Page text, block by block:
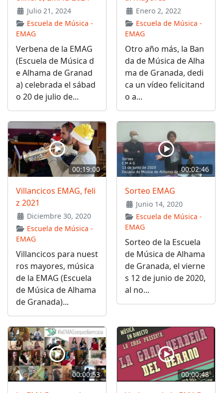
Julio 21, 2024
Escuela de Música -
EMAG
Verbena de la EMAG
(Escuela de Música d
e Alhama de Granad
a) celebrada el sábad
o 20 de julio de...
Enero 2, 2022
Escuela de Música -
EMAG
Otro año más, la Ban
da de Música de Alha
ma de Granada, dedi
ca un vídeo felicitand
o a...
00:19:00
Villancicos EMAG, feli
z 2021
Diciembre 30, 2020
Escuela de Música -
EMAG
Villancicos para nuest
ros mayores, música
de la EMAG (Escuela
de Música de Alhama
de Granada)...
00:02:46
Sorteo EMAG
Junio 14, 2020
Escuela de Música -
EMAG
Sorteo de la Escuela
de Música de Alhama
de Granada, el vierne
s 12 de junio de 2020,
al no...
00:00:53 00:00:48